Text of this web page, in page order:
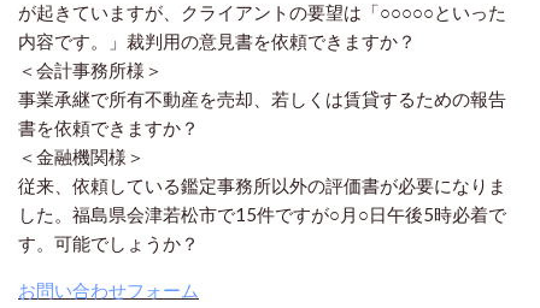
が起きていますが、クライアントの要望は「○○○○○といった
内容です。」裁判用の意見書を依頼できますか？
＜会計事務所様＞
事業承継で所有不動産を売却、若しくは賃貸するための報告
書を依頼できますか？
＜金融機関様＞
従来、依頼している鑑定事務所以外の評価書が必要になりま
した。福島県会津若松市で15件ですが○月○日午後5時必着で
す。可能でしょうか？
お問い合わせフォーム